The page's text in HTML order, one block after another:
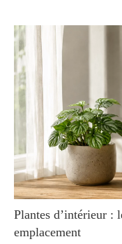
Plantes d’intérieur :
emplacement